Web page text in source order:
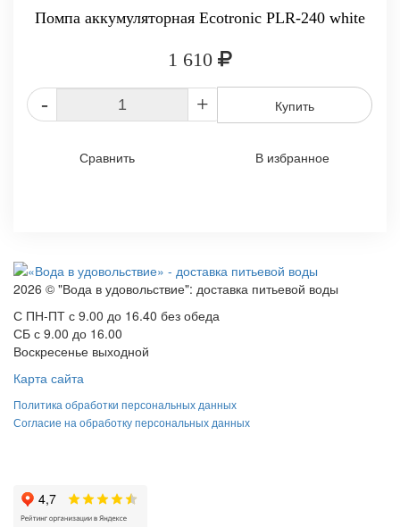
Помпа аккумуляторная Ecotronic PLR-240 white
1 610
- + Купить
Сравнить В избранное
2026 © "Вода в удовольствие": доставка питьевой воды
С ПН-ПТ с 9.00 до 16.40 без обеда
СБ с 9.00 до 16.00
Воскресенье выходной
Карта сайта
Политика обработки персональных данных
Согласие на обработку персональных данных